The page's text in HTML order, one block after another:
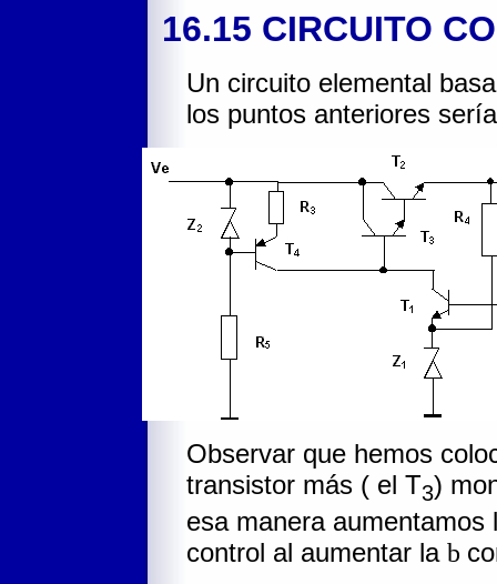
16.15 CIRCUITO
Un circuito elemental
los puntos anteriores
Observar que hemos
transistor más ( el T3)
esa manera
control al aumentar la b